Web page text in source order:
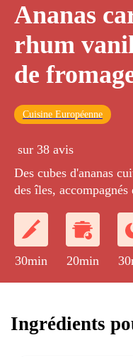
Ananas
rhum
de
Cuisine Européenne
sur 38 avis
Des cubes d'ananas
des îles,
30min 20min
Ingrédients